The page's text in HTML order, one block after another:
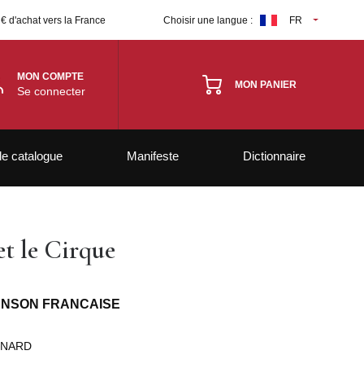
d'achat vers la France Choisir une langue : FR
MON COMPTE
Se connecter MON PANIER
catalogue Manifeste Dictionnaire
le Cirque
FRANCAISE